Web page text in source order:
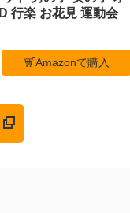
行楽 お花見 運動会
Amazonで購入